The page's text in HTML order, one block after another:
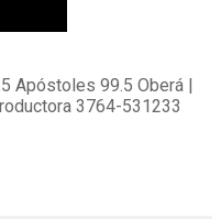
Apóstoles 99.5 Oberá |
3764-531233